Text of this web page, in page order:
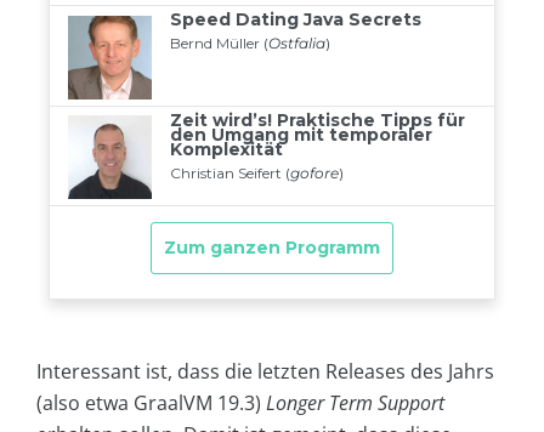
Interessant ist, dass die letzten Releases des Jahrs
(also etwa GraalVM 19.3) Longer Term Support